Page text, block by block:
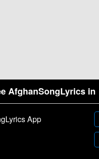
AfghanSongLyrics in
App
by Samim Wafa. Â© 2026